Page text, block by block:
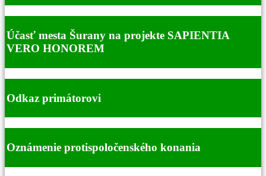
Účasť mesta Šurany na projekte SAPIENTIA
VERO HONOREM
Odkaz primátorovi
Oznámenie protispoločenského konania